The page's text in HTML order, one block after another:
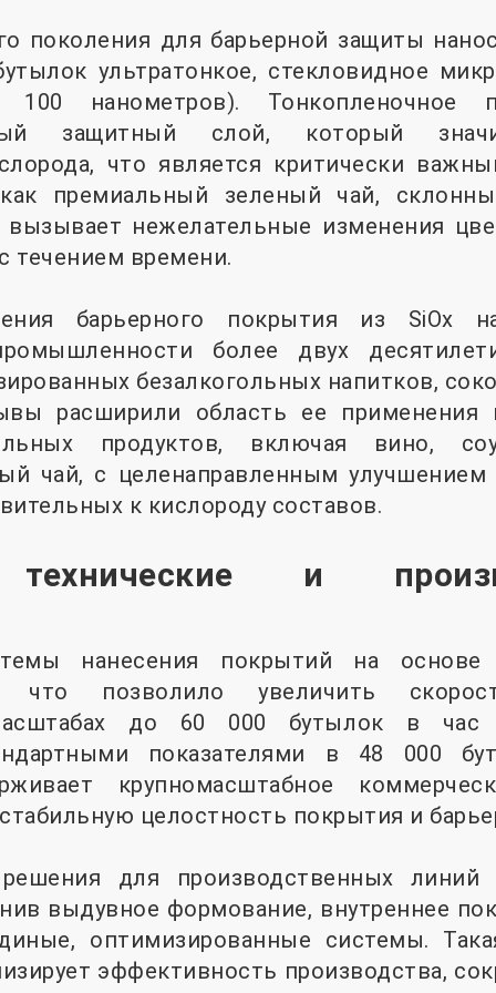
поколения для барьерной защиты
ультратонкое, стекловидное
100 нанометров). Тонкопленочное
защитный слой, который
что является критически
как премиальный зеленый чай,
нежелательные изменения
течением времени.
барьерного покрытия из SiOx
более двух
безалкогольных напитков,
расширили область ее
продуктов, включая вино,
чай, с целенаправленным улучшением
к кислороду составов.
и
нанесения покрытий на основе
что позволило увеличить
до 60 000 бутылок в
показателями в 48 000
крупномасштабное
целостность покрытия и
для производственных линий
выдувное формование, внутреннее
оптимизированные системы.
эффективность производства,